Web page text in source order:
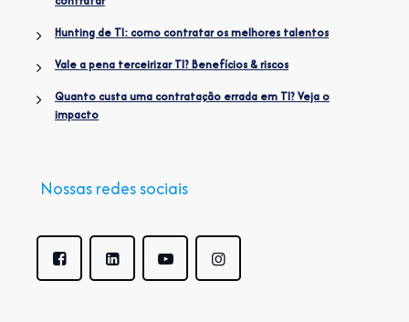
Hunting de TI: como contratar os melhores talentos
Vale a pena terceirizar TI? Benefícios & riscos
Quanto custa uma contratação errada em TI? Veja o
impacto
Nossas redes sociais